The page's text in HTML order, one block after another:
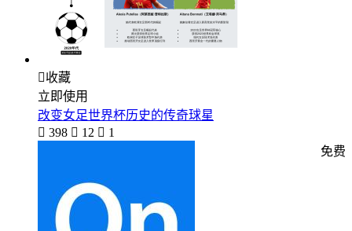
收藏
立即使用
改变女足世界杯历史的传奇球星
 398  12  1
免费